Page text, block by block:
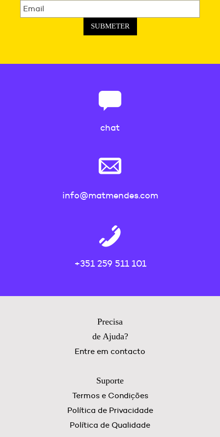
SUBMETER
chat
info@matmendes.com
+351 259 511 101
Precisa
de Ajuda?
Entre em contacto
Suporte
Termos e Condições
Política de Privacidade
Política de Qualidade